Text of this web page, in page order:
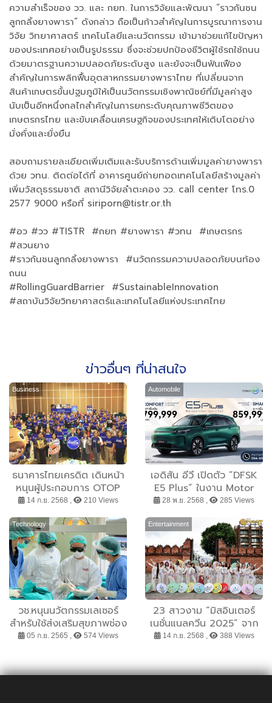
ความสำเร็จของ วว. และ กยท. ในการวิจัยและพัฒนา “ราวกันชน
ลูกกลิ้งยางพารา” ดังกล่าว ถือเป็นก้าวสำคัญในการบูรณาการงาน
วิจัย วิทยาศาสตร์ เทคโนโลยีและนวัตกรรม เข้ามาช่วยแก้ไขปัญหา
ของประเทศอย่างเป็นรูปธรรม ซึ่งจะช่วยปกป้องชีวิตผู้ใช้รถใช้ถนน
ด้วยมาตรฐานความปลอดภัยระดับสูง และยังจะเป็นฟันเฟือง
สำคัญในการพลิกฟื้นอุตสาหกรรมยางพาราไทย ที่เปลี่ยนจาก
สินค้าเกษตรขั้นปฐมภูมิให้เป็นนวัตกรรมเชิงพาณิชย์ที่มีมูลค่าสูง
นับเป็นอีกหนึ่งกลไกสำคัญในการยกระดับคุณภาพชีวิตของ
เกษตรกรไทย และขับเคลื่อนเศรษฐกิจของประเทศให้เติบโตอย่าง
มั่งคั่งและยั่งยืน
สอบถามรายละเอียดเพิ่มเติมและรับบริการด้านเพิ่มมูลค่ายางพารา
ด้วย วทน. ติดต่อได้ที่ อาคารศูนย์ถ่ายทอดเทคโนโลยีสร้างมูลค่า
เพิ่มวัสดุธรรมชาติ สถานีวิจัยลำตะคอง วว. call center โทร.0
2577 9000 หรือที่ siriporn@tistr.or.th
#อว #วว #TISTR #กยท #ยางพารา #วทน #เกษตรกร
#สวนยาง
#ราวกันชนลูกกลิ้งยางพารา #นวัตกรรมความปลอดภัยบนท้อง
ถนน
#RollingGuardBarrier #SustainableInnovation
#สถาบันวิจัยวิทยาศาสตร์และเทคโนโลยีแห่งประเทศไทย
ข่าวอื่นๆ ที่น่าสนใจ
Business
ธนาคารไทยเครดิต เดินหน้า
หนุนผู้ประกอบการ OTOP
นครราชสีมา เสริมศักยภาพ
ธุรกิจท้องถิ่นก้าวทันเทรนด์
เศรษฐกิจดิจิทัล
14 ก.ย. 2568 , 210 Views
Automobile
เอดิสัน อีวี เปิดตัว ”DFSK
E5 Plus” ในงาน Motor
Expo 2025 EDISON EV
LAUNCHES DFSK E5
PLUS AT MOTOR EXPO
2025
28 พ.ย. 2568 , 285 Views
Technology
วช.หนุนนวัตกรรมเลเซอร์
สำหรับใช้ส่งเสริมสุขภาพช่อง
ปากผู้สูงอายุในระดับปฐมภูมิ
05 ก.ย. 2565 , 574 Views
Entertainment
23 สาวงาม “มิสอินเตอร์
เนชั่นแนลควีน 2025” จาก
ทั่วโลกเข้าร่วมกิจกรรม
ล้านนาและศักยภาพ Soft
14 ก.ย. 2568 , 388 Views